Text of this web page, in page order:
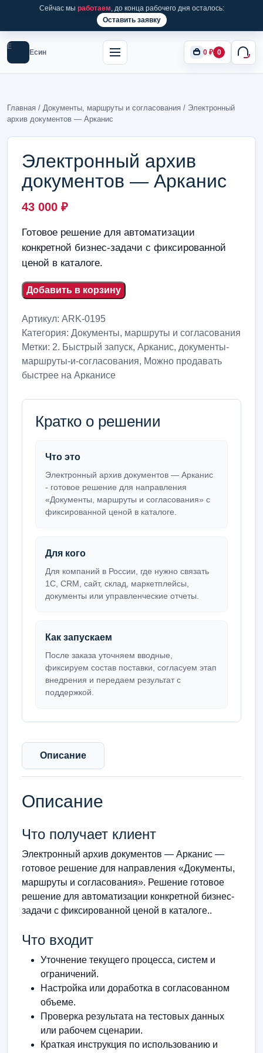
Сейчас мы работаем, до конца рабочего дня осталось:
Оставить заявку
Е
Есин 0 ₽ 0
Главная / Документы, маршруты и согласования / Электронный
архив документов — Арканис
Электронный архив
документов — Арканис
43 000 ₽
Готовое решение для автоматизации
конкретной бизнес-задачи с фиксированной
ценой в каталоге.
Добавить в корзину
Артикул: ARK-0195
Категория: Документы, маршруты и согласования
Метки: 2. Быстрый запуск, Арканис, документы-
маршруты-и-согласования, Можно продавать
быстрее на Арканисе
Кратко о решении
Что это
Электронный архив документов — Арканис
- готовое решение для направления
«Документы, маршруты и согласования» с
фиксированной ценой в каталоге.
Для кого
Для компаний в России, где нужно связать
1С, CRM, сайт, склад, маркетплейсы,
документы или управленческие отчеты.
Как запускаем
После заказа уточняем вводные,
фиксируем состав поставки, согласуем этап
внедрения и передаем результат с
поддержкой.
Описание
Описание
Что получает клиент
Электронный архив документов — Арканис —
готовое решение для направления «Документы,
маршруты и согласования». Решение готовое
решение для автоматизации конкретной бизнес-
задачи с фиксированной ценой в каталоге..
Что входит
Уточнение текущего процесса, систем и
ограничений.
Настройка или доработка в согласованном
объеме.
Проверка результата на тестовых данных
или рабочем сценарии.
Краткая инструкция по использованию и